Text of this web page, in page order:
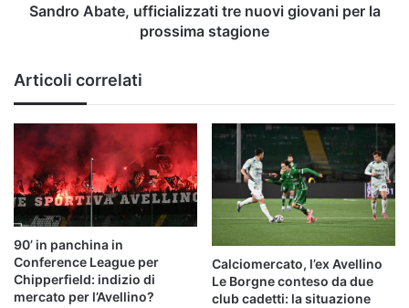
stagione
Sandro Abate, ufficializzati tre nuovi giovani per la
prossima stagione
Articoli correlati
90’ in panchina in
Conference League per
Chipperfield: indizio di
mercato per l’Avellino?
Calciomercato, l’ex Avellino
Le Borgne conteso da due
club cadetti: la situazione